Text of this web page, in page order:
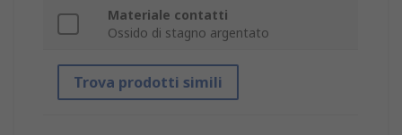
Materiale contatti
Ossido di stagno argentato
Trova prodotti simili